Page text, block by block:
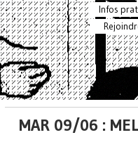
Infos
MAR 09/06 :